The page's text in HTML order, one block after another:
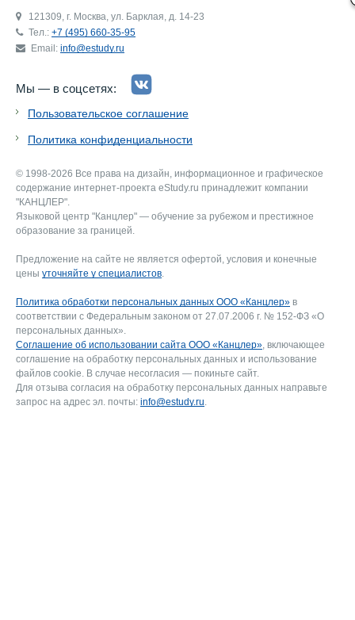
121309, г. Москва, ул. Барклая, д. 14-23
Тел.: +7 (495) 660-35-95
Email: info@estudy.ru
Мы — в соцсетях:
Пользовательское соглашение
Политика конфиденциальности
© 1998-2026 Все права на дизайн, информационное и графическое
содержание интернет-проекта eStudy.ru принадлежит компании
"КАНЦЛЕР".
Языковой центр "Канцлер" — обучение за рубежом и престижное
образование за границей.
Предложение на сайте не является офертой, условия и конечные
цены уточняйте у специалистов
Политика обработки персональных данных ООО «Канцлер» в
соответствии с Федеральным законом от 27.07.2006 г. № 152-ФЗ «О
персональных данных».
Соглашение об использовании сайта ООО «Канцлер» , включающее
соглашение на обработку персональных данных и использование
файлов cookie. В случае несогласия — покиньте сайт.
Для отзыва согласия на обработку персональных данных направьте
запрос на адрес эл. почты: info@estudy.ru